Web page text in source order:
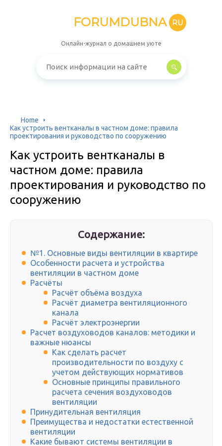
FORUMDUBNA RU
Онлайн-журнал о домашнем уюте
Home
Как устроить вентканалы в частном доме: правила
проектирования и руководство по сооружению
Как устроить вентканалы в
частном доме: правила
проектирования и руководство по
сооружению
Содержание:
№1. Основные виды вентиляции в квартире
Особенности расчета и устройства
вентиляции в частном доме
Расчёты
Расчёт объёма воздуха
Расчёт диаметра вентиляционного
канала
Расчёт электроэнергии
Расчет воздуховодов каналов: методики и
важные нюансы
Как сделать расчет
производительности по воздуху с
учетом действующих нормативов
Основные принципы правильного
расчета сечения воздуховодов
вентиляции
Принудительная вентиляция
Преимущества и недостатки естественной
вентиляции
Какие бывают системы вентиляции в